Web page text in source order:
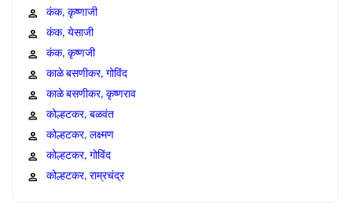
कंक, कृष्णाजी
कंक, येसाजी
कंक, कृष्णजी
काळे बसणीकर, गोविंद
काळे बसणीकर, कृष्णराव
कोल्हटकर, बळवंत
कोल्हटकर, लक्ष्मण
कोल्हटकर, गोविंद
कोल्हटकर, राम्रचंद्र